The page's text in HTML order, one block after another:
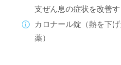
支ぜん息の症状を改善す
カロナール錠（熱を下
薬）